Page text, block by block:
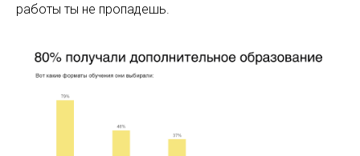
работы ты не пропадешь.